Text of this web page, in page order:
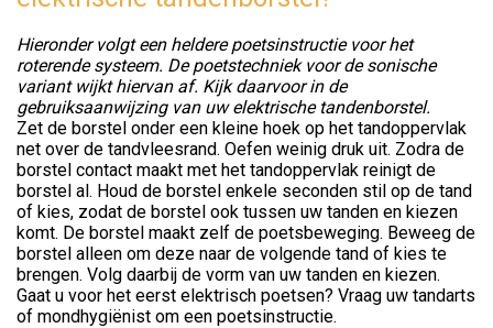
Hieronder volgt een heldere poetsinstructie voor het
roterende systeem. De poetstechniek voor de sonische
variant wijkt hiervan af. Kijk daarvoor in de
gebruiksaanwijzing van uw elektrische tandenborstel.
Zet de borstel onder een kleine hoek op het tandoppervlak
net over de tandvleesrand. Oefen weinig druk uit. Zodra de
borstel contact maakt met het tandoppervlak reinigt de
borstel al. Houd de borstel enkele seconden stil op de tand
of kies, zodat de borstel ook tussen uw tanden en kiezen
komt. De borstel maakt zelf de poetsbeweging. Beweeg de
borstel alleen om deze naar de volgende tand of kies te
brengen. Volg daarbij de vorm van uw tanden en kiezen.
Gaat u voor het eerst elektrisch poetsen? Vraag uw tandarts
of mondhygiënist om een poetsinstructie.